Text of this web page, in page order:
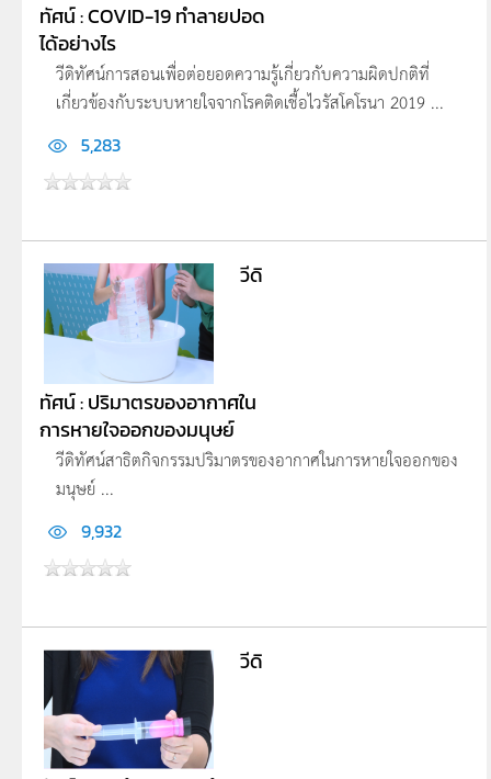
ทัศน์ : COVID-19 ทำลายปอด
ได้อย่างไร
วีดิทัศน์การสอนเพื่อต่อยอดความรู้เกี่ยวกับความผิดปกติที่
เกี่ยวข้องกับระบบหายใจจากโรคติดเชื้อไวรัสโคโรนา 2019 ...
5,283
วีดิ
ทัศน์ : ปริมาตรของอากาศใน
การหายใจออกของมนุษย์
วีดิทัศน์สาธิตกิจกรรมปริมาตรของอากาศในการหายใจออกของ
มนุษย์ ...
9,932
วีดิ